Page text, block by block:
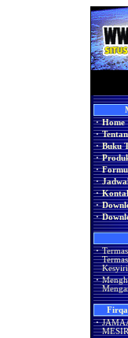
· Home
·
· Buku
·
·
·
·
·
·
·
·
·